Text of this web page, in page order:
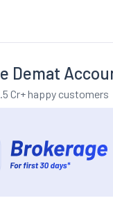
Demat
Cr+ happy customers